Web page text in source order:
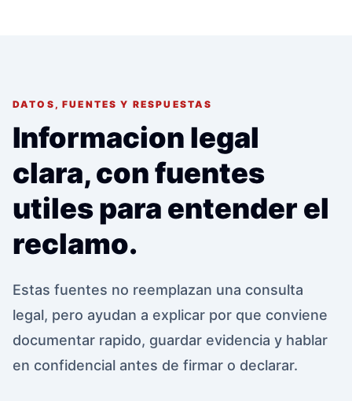
DATOS, FUENTES Y RESPUESTAS
Informacion legal
clara, con fuentes
utiles para entender el
reclamo.
Estas fuentes no reemplazan una consulta
legal, pero ayudan a explicar por que conviene
documentar rapido, guardar evidencia y hablar
en confidencial antes de firmar o declarar.